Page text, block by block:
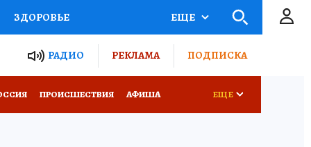
ЗДОРОВЬЕ
РОССИИ
ЕЩЕ
РАДИО РЕКЛАМА ПОДПИСКА
ПРОИСШЕСТВИЯ АФИША ЕЩЕ